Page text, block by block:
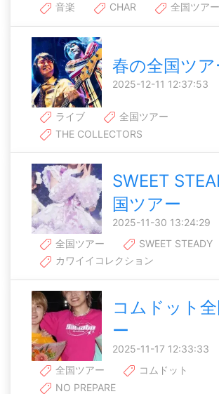
音楽 CHAR 全国ツアー
春の全国ツア
2025-12-11 12:37:53
ライブ
全国ツアー
THE COLLECTORS
SWEET
国ツアー
2025-11-30 13:24:29
全国ツアー
SWEET STEADY
カワイイコレクション
コムドット
ー
2025-11-17 12:33:33
全国ツアー
コムドット
NO PREPARE